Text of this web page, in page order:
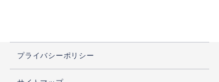
プライバシーポリシー